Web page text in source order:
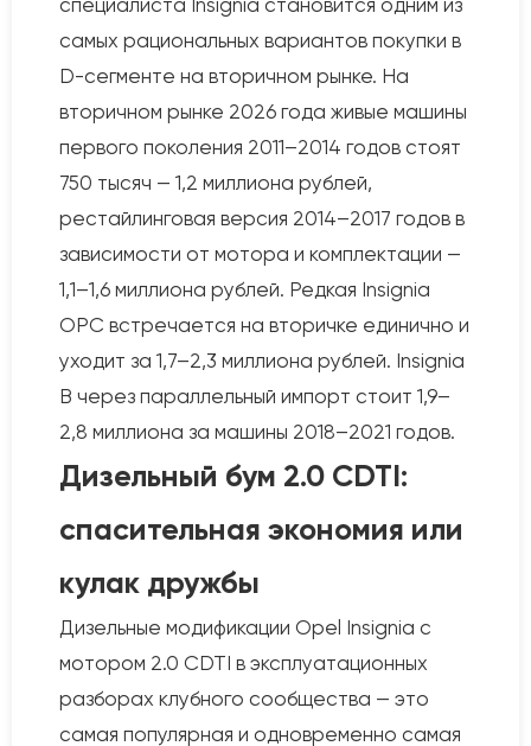
специалиста Insignia становится одним из
самых рациональных вариантов покупки в
D-сегменте на вторичном рынке. На
вторичном рынке 2026 года живые машины
первого поколения 2011–2014 годов стоят
750 тысяч — 1,2 миллиона рублей,
рестайлинговая версия 2014–2017 годов в
зависимости от мотора и комплектации —
1,1–1,6 миллиона рублей. Редкая Insignia
OPC встречается на вторичке единично и
уходит за 1,7–2,3 миллиона рублей. Insignia
B через параллельный импорт стоит 1,9–
2,8 миллиона за машины 2018–2021 годов.
Дизельный бум 2.0 CDTI:
спасительная экономия или
кулак дружбы
Дизельные модификации Opel Insignia с
мотором 2.0 CDTI в эксплуатационных
разборах клубного сообщества — это
самая популярная и одновременно самая